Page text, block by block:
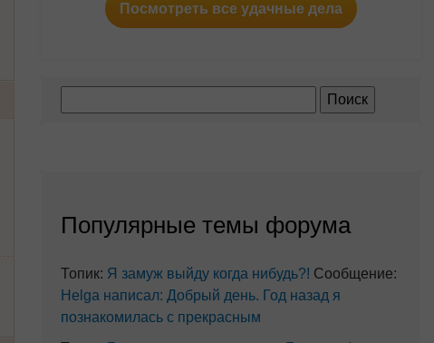
Посмотреть все удачные дела
Популярные темы форума
Топик: Я замуж выйду когда нибудь?! Сообщение:
Helga написал: Добрый день. Год назад я
познакомилась с прекрасным